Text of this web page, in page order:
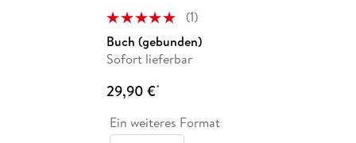
(1)
Buch (gebunden)
Sofort lieferbar
29,90 €*
Ein weiteres Format